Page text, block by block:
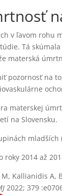
Tá
materská
pozornosť na
materskej
na Slovensku.
roky 2014 až
M, Kallianidis
2022; 379